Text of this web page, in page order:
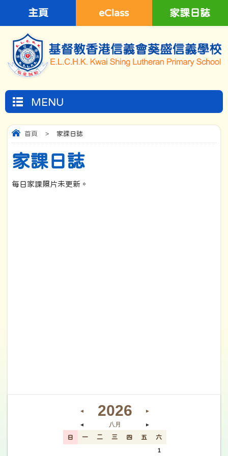
主頁 eClass 家課日誌
MENU
首頁 > 家課日誌
家課日誌
每日家課照片未更新。
◄ 2026 ►
◄ 八月 ►
日 一 二 三 四 五 六
1